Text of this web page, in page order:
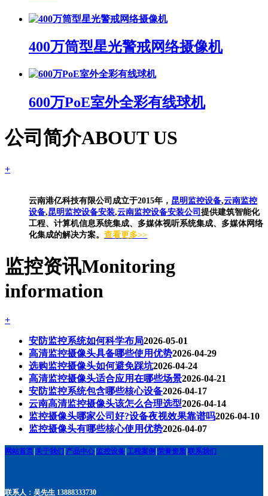
400万筒型星光警戒网络摄像机
600万PoE室外全彩有线球机
公司简介ABOUT US
+
云南港亿科技有限公司成立于2015年， 昆明监控设备,云南监控
设备,昆明监控设备安装,云南监控设备安装公司 提供建筑智能化
工程、计算机信息系统集成、多媒体视听系统集成、多媒体网络
化集成的解决方案。 查看更多>>
监控资讯Monitoring
information
+
安防监控系统如何科学布局2026-05-01
高清监控摄像头具备哪些使用优势2026-04-29
选购监控摄像头如何避免踩坑2026-04-24
高清监控摄像头适合应用在哪些场景2026-04-21
安防监控系统包含哪些核心设备2026-04-17
云南高清监控摄像头该怎么合理选型2026-04-14
监控摄像头哪家公司好?设备夜视效果靠谱吗2026-04-10
监控摄像头有哪些核心使用优势2026-04-07
网站首页 关于我们 产品中心 监控设备 工程案例 荣誉资质 联系我们
联系人：吴先生 13888333730